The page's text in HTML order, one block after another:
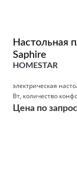
Настольная
Saphire
HOMESTAR
электрическая
Вт, количество
Цена по